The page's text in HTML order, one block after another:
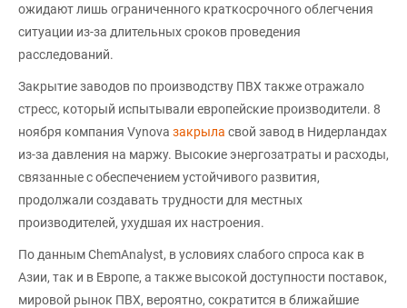
ожидают лишь ограниченного краткосрочного облегчения
ситуации из-за длительных сроков проведения
расследований.
Закрытие заводов по производству ПВХ также отражало
стресс, который испытывали европейские производители. 8
ноября компания Vynova закрыла свой завод в Нидерландах
из-за давления на маржу. Высокие энергозатраты и расходы,
связанные с обеспечением устойчивого развития,
продолжали создавать трудности для местных
производителей, ухудшая их настроения.
По данным ChemAnalyst, в условиях слабого спроса как в
Азии, так и в Европе, а также высокой доступности поставок,
мировой рынок ПВХ, вероятно, сократится в ближайшие